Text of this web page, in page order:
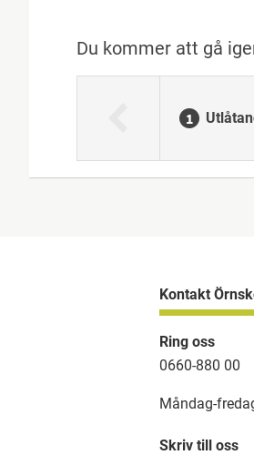
Du kommer att gå
Kontakt
Ring oss
0660-880 00
Måndag-
Skriv till oss